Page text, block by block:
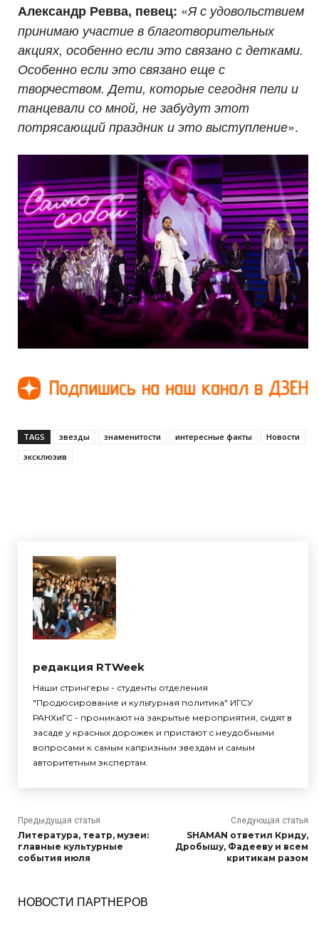
Александр Ревва, певец: «Я с удовольствием
принимаю участие в благотворительных
акциях, особенно если это связано с детками.
Особенно если это связано еще с
творчеством. Дети, которые сегодня пели и
танцевали со мной, не забудут этот
потрясающий праздник и это выступление».
TAGS звезды знаменитости интересные факты
Новости
эксклюзив
редакция RTWeek
Наши стрингеры - студенты отделения
"Продюсирование и культурная политика" ИГСУ
РАНХиГС - проникают на закрытые мероприятия, сидят в
засаде у красных дорожек и пристают с неудобными
вопросами к самым капризным звездам и самым
авторитетным экспертам.
Предыдущая статья
Литература, театр, музеи:
главные культурные
события июля
Следующая статья
SHAMAN ответил Криду,
Дробышу, Фадееву и всем
критикам разом
НОВОСТИ ПАРТНЕРОВ